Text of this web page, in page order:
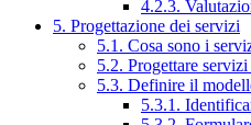
4.2.3.
5. Progettazione dei servizi
5.1. Cosa sono i
5.2. Progettare
5.3. Definire il
5.3.1.